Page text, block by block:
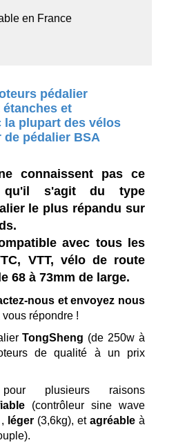
en France
pédalier
et
la plupart des vélos
pédalier BSA
connaissent pas ce
qu'il s'agit du type
le plus répandu sur
avec tous les
VTT, vélo de route
68 à 73mm de large.
nous et envoyez nous
vous répondre !
TongSheng (de 250w à
de qualité à un prix
plusieurs raisons
(contrôleur sine wave
léger (3,6kg), et agréable à